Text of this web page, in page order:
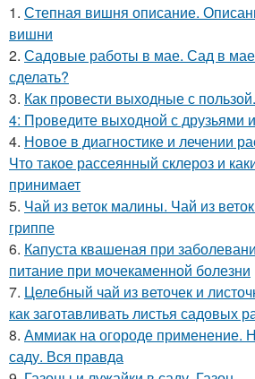
1. Степная вишня описание.
вишни
2. Садовые работы в мае. Сад в
сделать?
3. Как провести выходные с
4: Проведите выходной с друзьями
4. Новое в диагностике и лечении
Что такое рассеянный склероз и
принимает
5. Чай из веток малины. Чай из
гриппе
6. Капуста квашеная при
питание при мочекаменной болезни
7. Целебный чай из веточек и
как заготавливать листья садовых
8. Аммиак на огороде применение.
саду. Вся правда